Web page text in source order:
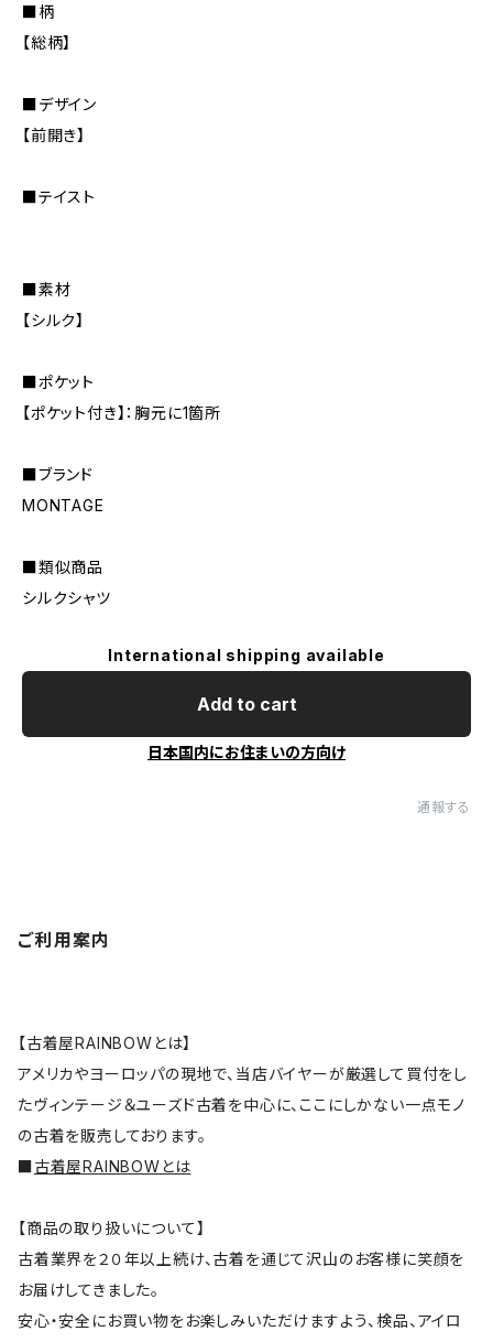
■柄
【総柄】
■デザイン
【前開き】
■テイスト
■素材
【シルク】
■ポケット
【ポケット付き】：胸元に1箇所
■ブランド
MONTAGE
■類似商品
シルクシャツ
International shipping available
Add to cart
日本国内にお住まいの方向け
通報する
ご利用案内
【古着屋RAINBOWとは】
アメリカやヨーロッパの現地で、当店バイヤーが厳選して買付をし
たヴィンテージ＆ユーズド古着を中心に、ここにしかない一点モノ
の古着を販売しております。
■古着屋RAINBOWとは
【商品の取り扱いについて】
古着業界を２０年以上続け、古着を通じて沢山のお客様に笑顔を
お届けしてきました。
安心・安全にお買い物をお楽しみいただけますよう、検品、アイロ